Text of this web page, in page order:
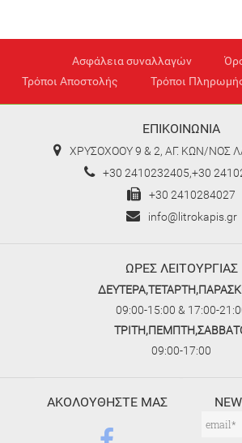
Ασφάλεια συναλλαγών
Τρόποι Αποστολής
Τρόποι
ΕΠΙΚΟΙΝΩΝΙΑ
ΧΡΥΣΟΧΟΟΥ 9 & 2, ΑΓ. ΚΩΝ/ΝΟΣ
+30 2410232405,+30
+30 2410284027
info@litrokapis.gr
ΩΡΕΣ ΛΕΙΤΟΥΡΓΙΑΣ
09:00-15:00 & 17:00-
09:00-17:00
ΑΚΟΛΟΥΘΗΣΤΕ ΜΑΣ